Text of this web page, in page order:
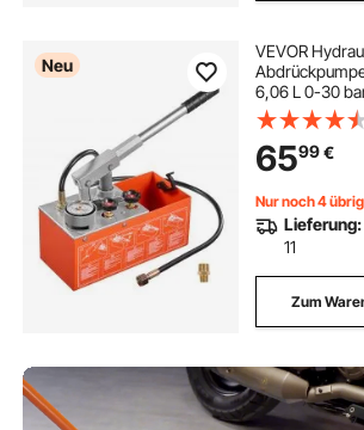
Neu
VEVOR
6,06 L 0-30
und Tank, für
Druck- und
6599€
Nur noch 4
Lieferung:
11
Zum